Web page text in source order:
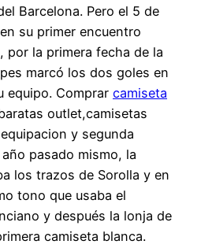
Barcelona. Pero el 5 de
su primer encuentro
por la primera fecha de la
marcó los dos goles en
equipo. Comprar camiseta
outlet,camisetas
y segunda
pasado mismo, la
los trazos de Sorolla y en
tono que usaba el
y después la lonja de
camiseta blanca.